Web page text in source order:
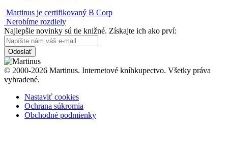
Martinus je certifikovaný B Corp
Nerobíme rozdiely
Najlepšie novinky sú tie knižné. Získajte ich ako prví:
Odoslať
© 2000-2026 Martinus. Internetové kníhkupectvo. Všetky práva
vyhradené.
Nastaviť cookies
Ochrana súkromia
Obchodné podmienky